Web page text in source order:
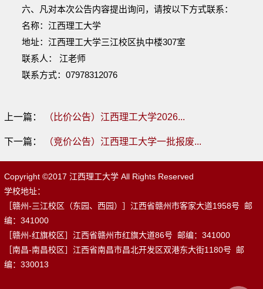
六、凡对本次公告内容提出询问，请按以下方式联系：
名称： 江西理工大学
地址： 江西理工大学三江校区执中楼307室
联系人：
江老师
联系方式： 07978312076
上一篇： （比价公告）江西理工大学2026...
下一篇： （竞价公告）江西理工大学一批报废...
Copyright ©2017 江西理工大学 All Rights Reserved
学校地址：
［赣州-三江校区（东园、西园）］江西省赣州市客家大道1958号 邮
编：341000
［赣州-红旗校区］江西省赣州市红旗大道86号 邮编：341000
［南昌-南昌校区］江西省南昌市昌北开发区双港东大街1180号 邮
编：330013